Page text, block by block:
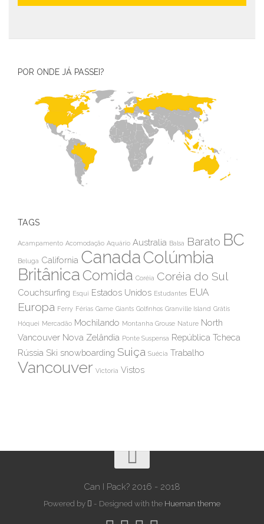
POR ONDE JÁ PASSEI?
TAGS
Acampamento Acomodação Aquário Australia Balsa Barato BC
Beluga California CanadaColúmbia
Britânica Comida Coréia Coréia do Sul
Couchsurfing Esqui Estados Unidos Estudantes EUA
Europa Ferry Férias Game Giants Golfinhos Granville Island Grátis
Hóquei Mercadão Mochilando Montanha Grouse Nature North
Vancouver Nova Zelândia Ponte Suspensa República Tcheca
Rússia Ski snowboarding Suiça Suécia Trabalho
Vancouver Victoria Vistos
Can I Pack? 2016 - 2018
Powered by - Designed with the Hueman theme